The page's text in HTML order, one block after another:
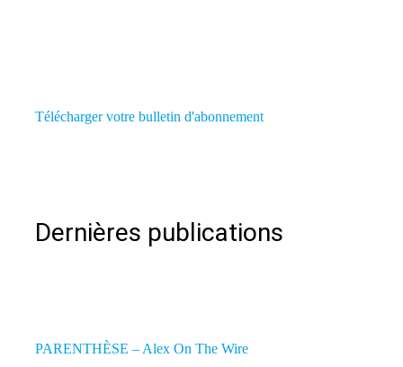
Télécharger votre bulletin d'abonnement
Dernières publications
PARENTHÈSE – Alex On The Wire